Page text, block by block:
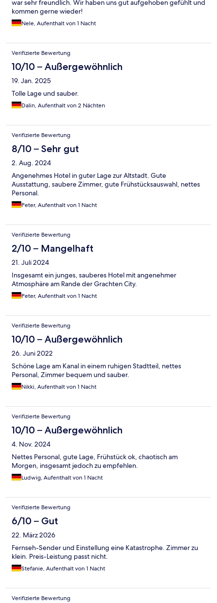
war sehr freundlich. Wir haben uns gut aufgehoben gefühlt und
kommen gerne wieder!
Nele, Aufenthalt von 1 Nacht
Verifizierte Bewertung
10/10 – Außergewöhnlich
19. Jan. 2025
Tolle Lage und sauber.
Dalin, Aufenthalt von 2 Nächten
Verifizierte Bewertung
8/10 – Sehr gut
2. Aug. 2024
Angenehmes Hotel in guter Lage zur Altstadt. Gute
Ausstattung, saubere Zimmer, gute Frühstücksauswahl, nettes
Personal.
Peter, Aufenthalt von 1 Nacht
Verifizierte Bewertung
2/10 – Mangelhaft
21. Juli 2024
Insgesamt ein junges, sauberes Hotel mit angenehmer
Atmosphäre am Rande der Grachten City.
Peter, Aufenthalt von 1 Nacht
Verifizierte Bewertung
10/10 – Außergewöhnlich
26. Juni 2022
Schöne Lage am Kanal in einem ruhigen Stadtteil, nettes
Personal, Zimmer bequem und sauber.
Nikki, Aufenthalt von 1 Nacht
Verifizierte Bewertung
10/10 – Außergewöhnlich
4. Nov. 2024
Nettes Personal, gute Lage, Frühstück ok, chaotisch am
Morgen, insgesamt jedoch zu empfehlen.
Ludwig, Aufenthalt von 1 Nacht
Verifizierte Bewertung
6/10 – Gut
22. März 2026
Fernseh-Sender und Einstellung eine Katastrophe. Zimmer zu
klein. Preis-Leistung passt nicht.
Stefanie, Aufenthalt von 1 Nacht
Verifizierte Bewertung